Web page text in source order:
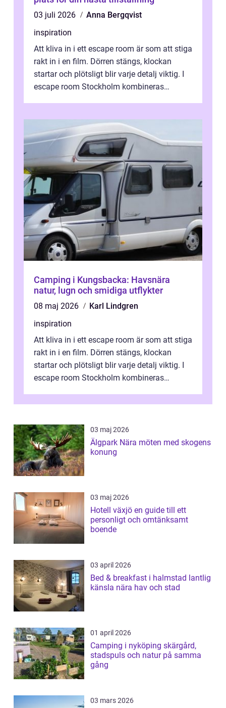
03 juli 2026
Anna Bergqvist
inspiration
Att kliva in i ett escape room är som att stiga
rakt in i en film. Dörren stängs, klockan
startar och plötsligt blir varje detalj viktig. I
escape room Stockholm kombineras
Camping i Kungsbacka: Havsnära
natur, lugn och smidiga utflykter
08 maj 2026
Karl Lindgren
inspiration
Att kliva in i ett escape room är som att stiga
rakt in i en film. Dörren stängs, klockan
startar och plötsligt blir varje detalj viktig. I
escape room Stockholm kombineras
03 maj 2026
Älgpark Nära möten med skogens
konung
03 maj 2026
Hotell växjö en guide till ett
personligt och omtänksamt
boende
03 april 2026
Bed & breakfast i halmstad lantlig
känsla nära hav och stad
01 april 2026
Camping i nyköping skärgård,
stadspuls och natur på samma
gång
03 mars 2026